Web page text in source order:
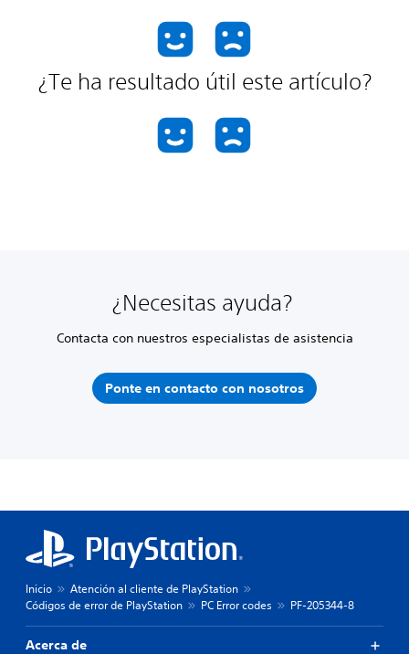
¿Te ha resultado útil este artículo?
¿Necesitas ayuda?
Contacta con nuestros especialistas de asistencia
Ponte en contacto con nosotros
Inicio
Atención al cliente de PlayStation
Códigos de error de PlayStation
PC Error codes PF-205344-8
Acerca de